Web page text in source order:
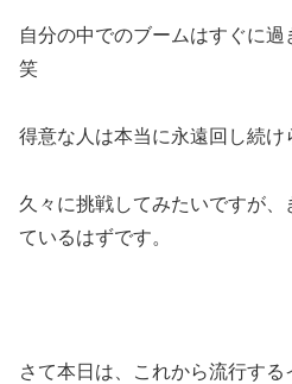
自分の中でのブームはすぐに過
笑
得意な人は本当に永遠回し続け
久々に挑戦してみたいですが
ているはずです。
さて本日は、これから流行す